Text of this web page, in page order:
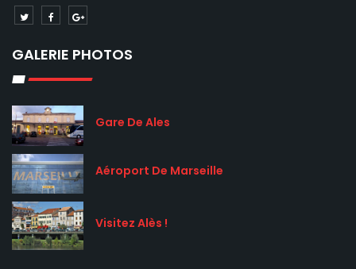
GALERIE PHOTOS
Gare De Ales
Aéroport De Marseille
Visitez Alès !